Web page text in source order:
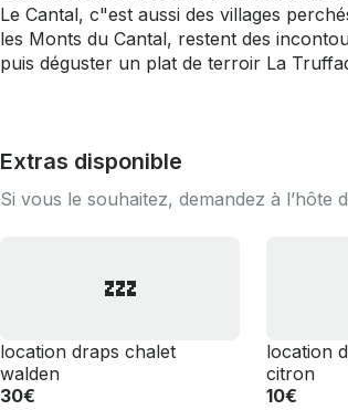
Le Cantal, c"est aussi des villages
les Monts du Cantal, restent des
puis déguster un plat de terroir La
Extras disponible
Si vous le souhaitez, demandez à l’hôte
💤
location draps chalet
walden
30€
location
citron
10€